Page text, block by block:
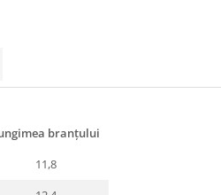
branțului
11,8